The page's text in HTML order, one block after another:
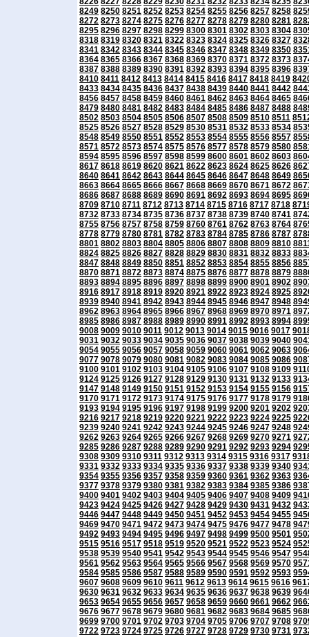
8249 8250 8251 8252 8253 8254 8255 8256 8257 8258
8272 8273 8274 8275 8276 8277 8278 8279 8280 8281
8295 8296 8297 8298 8299 8300 8301 8302 8303 8304
8318 8319 8320 8321 8322 8323 8324 8325 8326 8327
8341 8342 8343 8344 8345 8346 8347 8348 8349 8350
8364 8365 8366 8367 8368 8369 8370 8371 8372 8373
8387 8388 8389 8390 8391 8392 8393 8394 8395 8396
8410 8411 8412 8413 8414 8415 8416 8417 8418 8419
8433 8434 8435 8436 8437 8438 8439 8440 8441 8442
8456 8457 8458 8459 8460 8461 8462 8463 8464 8465
8479 8480 8481 8482 8483 8484 8485 8486 8487 8488
8502 8503 8504 8505 8506 8507 8508 8509 8510 8511
8525 8526 8527 8528 8529 8530 8531 8532 8533 8534
8548 8549 8550 8551 8552 8553 8554 8555 8556 8557
8571 8572 8573 8574 8575 8576 8577 8578 8579 8580
8594 8595 8596 8597 8598 8599 8600 8601 8602 8603
8617 8618 8619 8620 8621 8622 8623 8624 8625 8626
8640 8641 8642 8643 8644 8645 8646 8647 8648 8649
8663 8664 8665 8666 8667 8668 8669 8670 8671 8672
8686 8687 8688 8689 8690 8691 8692 8693 8694 8695
8709 8710 8711 8712 8713 8714 8715 8716 8717 8718
8732 8733 8734 8735 8736 8737 8738 8739 8740 8741
8755 8756 8757 8758 8759 8760 8761 8762 8763 8764
8778 8779 8780 8781 8782 8783 8784 8785 8786 8787
8801 8802 8803 8804 8805 8806 8807 8808 8809 8810
8824 8825 8826 8827 8828 8829 8830 8831 8832 8833
8847 8848 8849 8850 8851 8852 8853 8854 8855 8856
8870 8871 8872 8873 8874 8875 8876 8877 8878 8879
8893 8894 8895 8896 8897 8898 8899 8900 8901 8902
8916 8917 8918 8919 8920 8921 8922 8923 8924 8925
8939 8940 8941 8942 8943 8944 8945 8946 8947 8948
8962 8963 8964 8965 8966 8967 8968 8969 8970 8971
8985 8986 8987 8988 8989 8990 8991 8992 8993 8994
9008 9009 9010 9011 9012 9013 9014 9015 9016 9017
9031 9032 9033 9034 9035 9036 9037 9038 9039 9040
9054 9055 9056 9057 9058 9059 9060 9061 9062 9063
9077 9078 9079 9080 9081 9082 9083 9084 9085 9086
9100 9101 9102 9103 9104 9105 9106 9107 9108 9109
9124 9125 9126 9127 9128 9129 9130 9131 9132 9133
9147 9148 9149 9150 9151 9152 9153 9154 9155 9156
9170 9171 9172 9173 9174 9175 9176 9177 9178 9179
9193 9194 9195 9196 9197 9198 9199 9200 9201 9202
9216 9217 9218 9219 9220 9221 9222 9223 9224 9225
9239 9240 9241 9242 9243 9244 9245 9246 9247 9248
9262 9263 9264 9265 9266 9267 9268 9269 9270 9271
9285 9286 9287 9288 9289 9290 9291 9292 9293 9294
9308 9309 9310 9311 9312 9313 9314 9315 9316 9317
9331 9332 9333 9334 9335 9336 9337 9338 9339 9340
9354 9355 9356 9357 9358 9359 9360 9361 9362 9363
9377 9378 9379 9380 9381 9382 9383 9384 9385 9386
9400 9401 9402 9403 9404 9405 9406 9407 9408 9409
9423 9424 9425 9426 9427 9428 9429 9430 9431 9432
9446 9447 9448 9449 9450 9451 9452 9453 9454 9455
9469 9470 9471 9472 9473 9474 9475 9476 9477 9478
9492 9493 9494 9495 9496 9497 9498 9499 9500 9501
9515 9516 9517 9518 9519 9520 9521 9522 9523 9524
9538 9539 9540 9541 9542 9543 9544 9545 9546 9547
9561 9562 9563 9564 9565 9566 9567 9568 9569 9570
9584 9585 9586 9587 9588 9589 9590 9591 9592 9593
9607 9608 9609 9610 9611 9612 9613 9614 9615 9616
9630 9631 9632 9633 9634 9635 9636 9637 9638 9639
9653 9654 9655 9656 9657 9658 9659 9660 9661 9662
9676 9677 9678 9679 9680 9681 9682 9683 9684 9685
9699 9700 9701 9702 9703 9704 9705 9706 9707 9708
9722 9723 9724 9725 9726 9727 9728 9729 9730 9731